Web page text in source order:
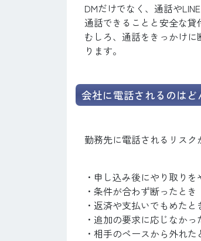
DMだけでなく、通話や
通話できることと安全な貸
むしろ、通話をきっかけ
ります。
会社に電話されるのはど
勤務先に電話されるリスク
・申し込み後にやり取りを
・条件が合わず断ったとき
・返済や支払いでもめたと
・追加の要求に応じなかっ
・相手のペースから外れた